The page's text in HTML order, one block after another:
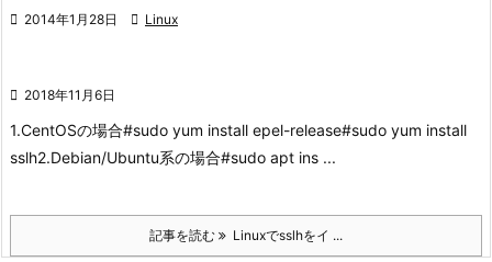
 2014年1月28日  Linux
 2018年11月6日
1.CentOSの場合#sudo yum install epel-release#sudo yum install
sslh2.Debian/Ubuntu系の場合#sudo apt ins ...
記事を読む Linuxでsslhをイ ...